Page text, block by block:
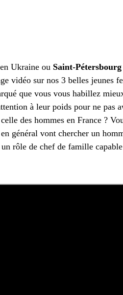
Ukraine ou Saint-Pétersbourg
vidéo sur nos 3 belles
que vous vous habillez
à leur poids pour ne pas
des hommes en France ?
général vont chercher un
rôle de chef de famille